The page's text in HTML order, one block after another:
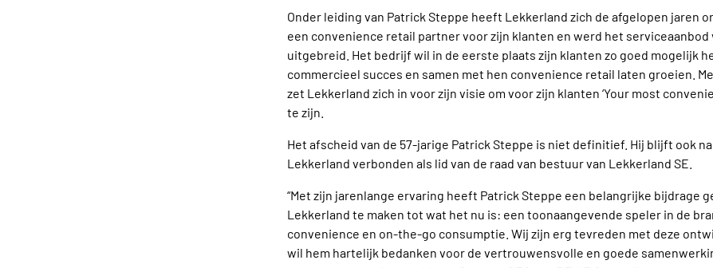
Onder leiding van Patrick Steppe heeft Lekkerland zich de afgelopen jaren
een convenience retail partner voor zijn klanten en werd het
uitgebreid. Het bedrijf wil in de eerste plaats zijn klanten zo goed mogelijk
commercieel succes en samen met hen convenience retail laten groeien.
zet Lekkerland zich in voor zijn visie om voor zijn klanten ‘Your most
te zijn.
Het afscheid van de 57-jarige Patrick Steppe is niet definitief. Hij blijft ook na
Lekkerland verbonden als lid van de raad van bestuur van Lekkerland SE.
“Met zijn jarenlange ervaring heeft Patrick Steppe een belangrijke bijdrage
Lekkerland te maken tot wat het nu is: een toonaangevende speler in de
convenience en on-the-go consumptie. Wij zijn erg tevreden met deze
wil hem hartelijk bedanken voor de vertrouwensvolle en goede